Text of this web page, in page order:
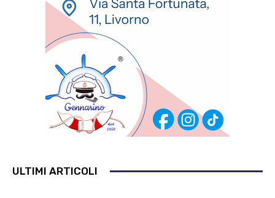
ULTIMI ARTICOLI